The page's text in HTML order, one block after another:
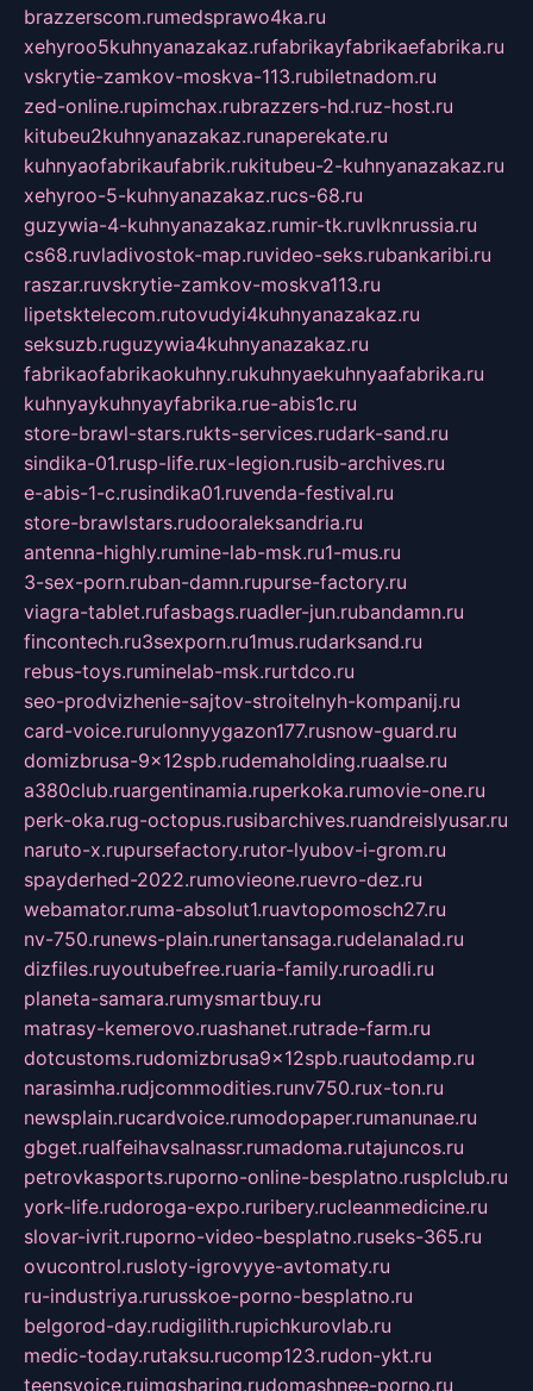
brazzerscom.rumedsprawo4ka.ru
xehyroo5kuhnyanazakaz.rufabrikayfabrikaefabrika.ru
vskrytie-zamkov-moskva-113.rubiletnadom.ru
zed-online.rupimchax.rubrazzers-hd.ruz-host.ru
kitubeu2kuhnyanazakaz.runaperekate.ru
kuhnyaofabrikaufabrik.rukitubeu-2-kuhnyanazakaz.ru
xehyroo-5-kuhnyanazakaz.rucs-68.ru
guzywia-4-kuhnyanazakaz.rumir-tk.ruvlknrussia.ru
cs68.ruvladivostok-map.ruvideo-seks.rubankaribi.ru
raszar.ruvskrytie-zamkov-moskva113.ru
lipetsktelecom.rutovudyi4kuhnyanazakaz.ru
seksuzb.ruguzywia4kuhnyanazakaz.ru
fabrikaofabrikaokuhny.rukuhnyaekuhnyaafabrika.ru
kuhnyaykuhnyayfabrika.rue-abis1c.ru
store-brawl-stars.rukts-services.rudark-sand.ru
sindika-01.rusp-life.rux-legion.rusib-archives.ru
e-abis-1-c.rusindika01.ruvenda-festival.ru
store-brawlstars.rudooraleksandria.ru
antenna-highly.rumine-lab-msk.ru1-mus.ru
3-sex-porn.ruban-damn.rupurse-factory.ru
viagra-tablet.rufasbags.ruadler-jun.rubandamn.ru
fincontech.ru3sexporn.ru1mus.rudarksand.ru
rebus-toys.ruminelab-msk.rurtdco.ru
seo-prodvizhenie-sajtov-stroitelnyh-kompanij.ru
card-voice.rurulonnyygazon177.rusnow-guard.ru
domizbrusa-9x12spb.rudemaholding.ruaalse.ru
a380club.ruargentinamia.ruperkoka.rumovie-one.ru
perk-oka.rug-octopus.rusibarchives.ruandreislyusar.ru
naruto-x.rupursefactory.rutor-lyubov-i-grom.ru
spayderhed-2022.rumovieone.ruevro-dez.ru
webamator.ruma-absolut1.ruavtopomosch27.ru
nv-750.runews-plain.runertansaga.rudelanalad.ru
dizfiles.ruyoutubefree.ruaria-family.ruroadli.ru
planeta-samara.rumysmartbuy.ru
matrasy-kemerovo.ruashanet.rutrade-farm.ru
dotcustoms.rudomizbrusa9x12spb.ruautodamp.ru
narasimha.rudjcommodities.runv750.rux-ton.ru
newsplain.rucardvoice.rumodopaper.rumanunae.ru
gbget.rualfeihavsalnassr.rumadoma.rutajuncos.ru
petrovkasports.ruporno-online-besplatno.rusplclub.ru
york-life.rudoroga-expo.ruribery.rucleanmedicine.ru
slovar-ivrit.ruporno-video-besplatno.ruseks-365.ru
ovucontrol.rusloty-igrovyye-avtomaty.ru
ru-industriya.rurusskoe-porno-besplatno.ru
belgorod-day.rudigilith.rupichkurovlab.ru
medic-today.rutaksu.rucomp123.rudon-ykt.ru
teensvoice.ruimgsharing.rudomashnee-porno.ru